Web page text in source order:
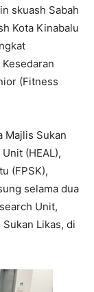
skuash Sabah
Kota Kinabalu
(Fitness
Majlis Sukan
(HEAL),
(FPSK),
selama dua
Unit,
Likas, di